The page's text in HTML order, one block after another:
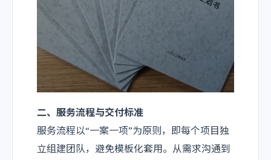
二、服务流程与交付标准
服务流程以“一案一项”为原则，即每个项目独
立组建团队，避免模板化套用。从需求沟通到